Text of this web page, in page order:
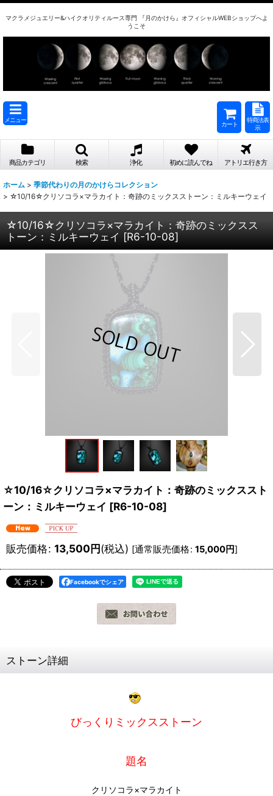
マクラメジュエリー&ハイクオリティルース専門 『月のかけら』オフィシャルWEBショップへよ
うこそ
メニュー
カート
特商法表
示
商品カテゴリ 検索 浄化 初めに読んでね アトリエ行き方
ホーム > 季節代わりの月のかけらコレクション
> ☆10/16☆クリソコラ×マラカイト：奇跡のミックスストーン：ミルキーウェイ
☆10/16☆クリソコラ×マラカイト：奇跡のミックスス
トーン：ミルキーウェイ [R6-10-08]
☆10/16☆クリソコラ×マラカイト：奇跡のミックススト
ーン：ミルキーウェイ [R6-10-08]
販売価格: 13,500円(税込) [通常販売価格: 15,000円]
Facebookでシェア
ストーン詳細
びっくりミックスストーン
題名
クリソコラ×マラカイト